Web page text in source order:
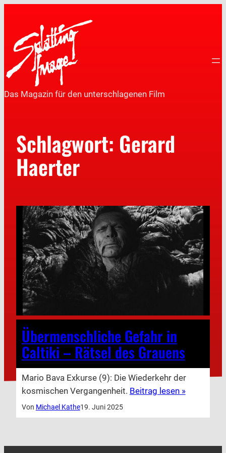
Das Magazin für den unterschlagenen Film
Schlagwort: Gerard
Haerter
Übermenschliche Gefahr in
Caltiki – Rätsel des Grauens
Mario Bava Exkurse (9): Die Wiederkehr der
kosmischen Vergangenheit. Beitrag lesen »
Von Michael Kathe19. Juni 2025